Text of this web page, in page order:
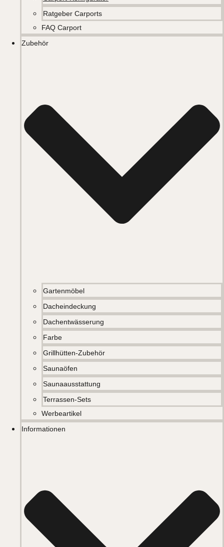
Ratgeber Carports
FAQ Carport
Zubehör
Gartenmöbel
Dacheindeckung
Dachentwässerung
Farbe
Grillhütten-Zubehör
Saunaöfen
Saunaausstattung
Terrassen-Sets
Werbeartikel
Informationen